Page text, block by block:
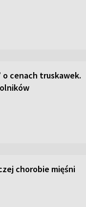
o cenach truskawek.
chorobie mięśni